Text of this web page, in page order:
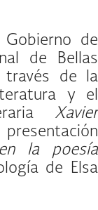
de
de Bellas
de la
y el
Xavier
la poesía
de Elsa